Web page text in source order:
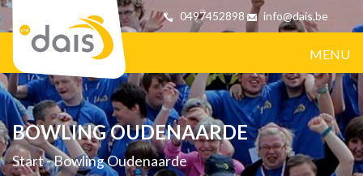
0497452898 info@dais.be
MENU
BOWLING OUDENAARDE
Start-Bowling Oudenaarde